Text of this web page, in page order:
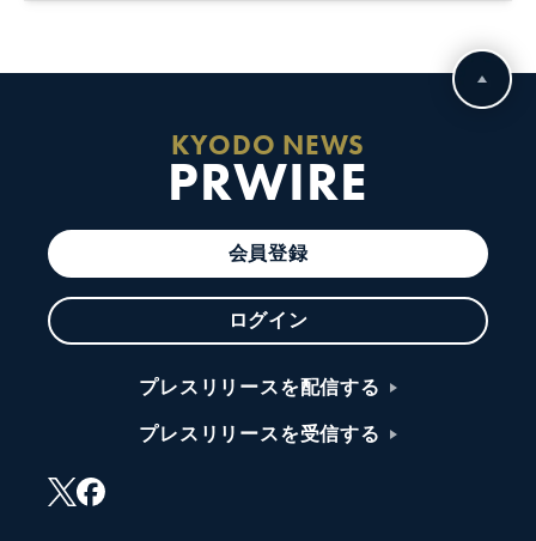
KYODO NEWS
PRWIRE
会員登録
ログイン
プレスリリースを配信する
プレスリリースを受信する